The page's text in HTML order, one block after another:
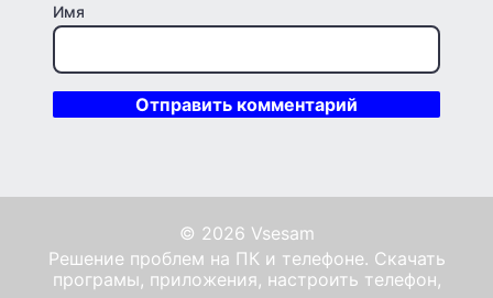
Имя
© 2026 Vsesam
Решение проблем на ПК и телефоне. Скачать
програмы, приложения, настроить телефон,